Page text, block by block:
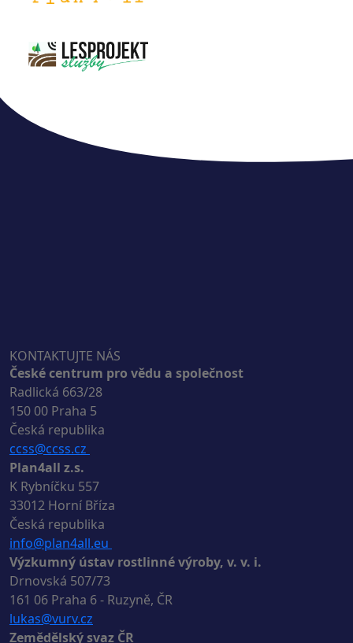
KONTAKTUJTE NÁS
České centrum pro vědu a společnost
Radlická 663/28
150 00 Praha 5
Česká republika
ccss@ccss.cz
Plan4all z.s.
K Rybníčku 557
33012 Horní Bříza
Česká republika
info@plan4all.eu
Výzkumný ústav rostlinné výroby, v. v. i.
Drnovská 507/73
161 06 Praha 6 - Ruzyně, ČR
lukas@vurv.cz
Zemědělský svaz ČR